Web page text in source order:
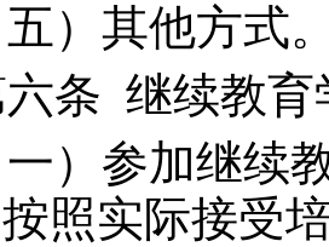
五）其他方式
条 继续教育
一）参加继续
照实际接受